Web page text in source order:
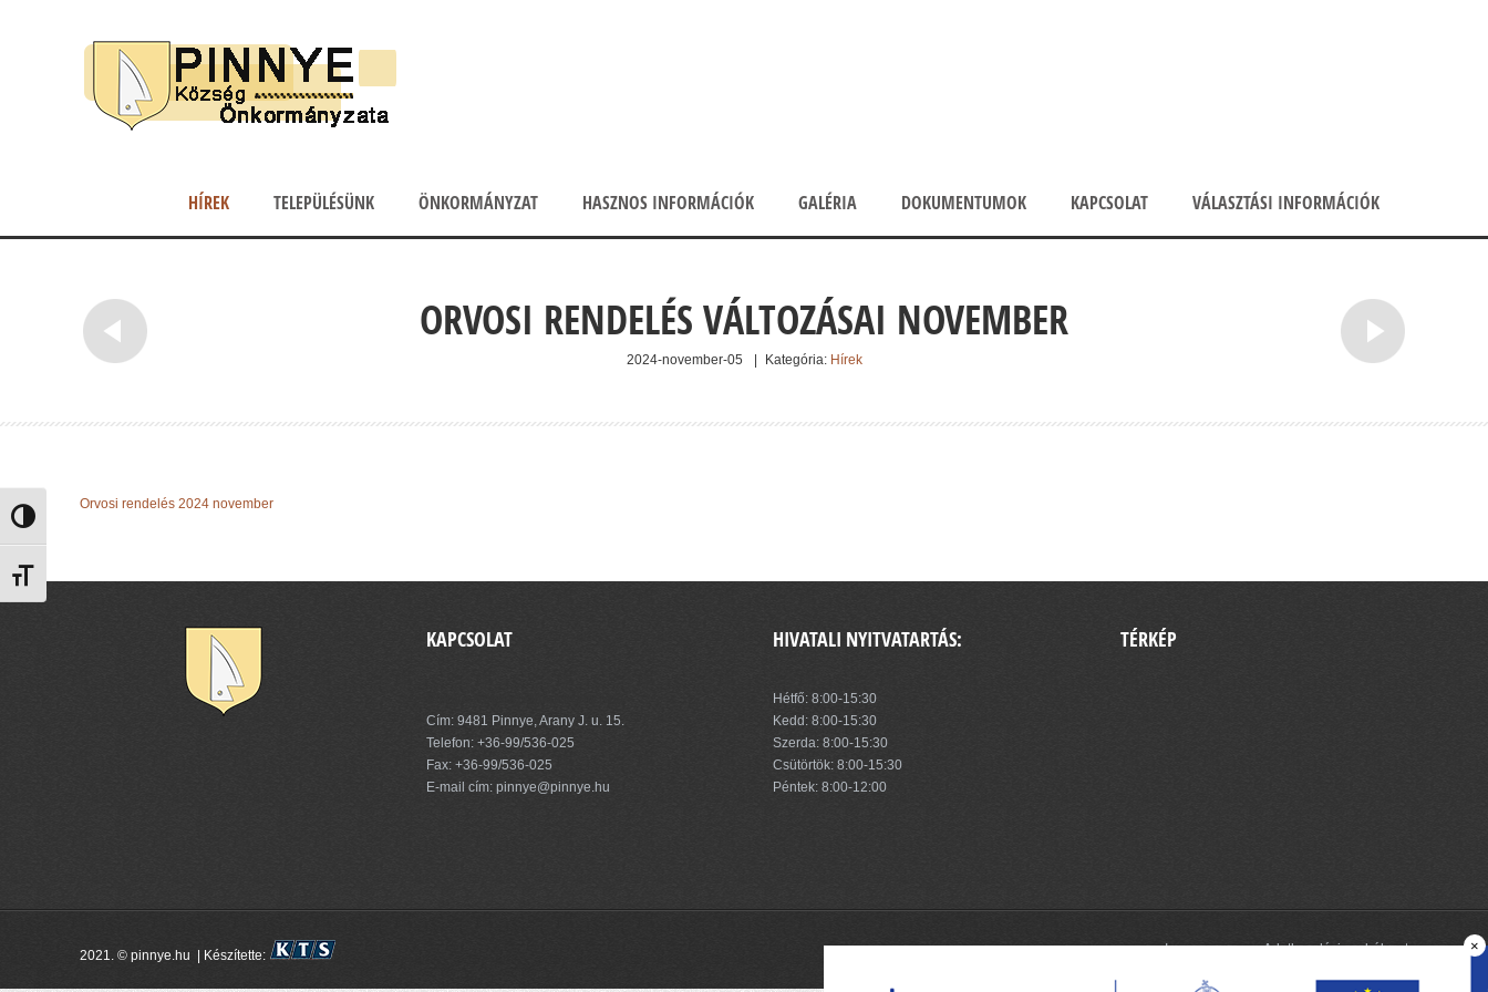
Nagy kontraszt váltása
Betűméret váltása
×
HÍREK TELEPÜLÉSÜNK ÖNKORMÁNYZAT HASZNOS INFORMÁCIÓK GALÉRIA DOKUMENTUMOK KAPCSOLAT VÁLASZTÁSI INFORMÁCIÓK
ORVOSI RENDELÉS VÁLTOZÁSAI NOVEMBER
2024-november-05 Kategória: Hírek
Orvosi rendelés 2024 november
KAPCSOLAT
Cím: 9481 Pinnye, Arany J. u. 15.
Telefon:+36-99/536-025
Fax: +36-99/536-025
E-mail cím: pinnye@pinnye.hu
HIVATALI NYITVATARTÁS:
Hétfő: 8:00-15:30
Kedd: 8:00-15:30
Szerda: 8:00-15:30
Csütörtök: 8:00-15:30
Péntek: 8:00-12:00
TÉRKÉP
Impresszum Adatkezelési szabályzat
2021. © pinnye.hu | Készítette: